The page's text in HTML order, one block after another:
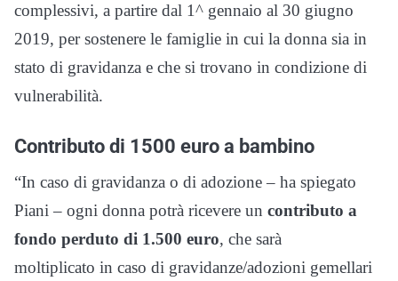
complessivi, a partire dal 1^ gennaio al 30 giugno
2019, per sostenere le famiglie in cui la donna sia in
stato di gravidanza e che si trovano in condizione di
vulnerabilità.
Contributo di 1500 euro a bambino
“In caso di gravidanza o di adozione – ha spiegato
Piani – ogni donna potrà ricevere un contributo a
fondo perduto di 1.500 euro, che sarà
moltiplicato in caso di gravidanze/adozioni gemellari